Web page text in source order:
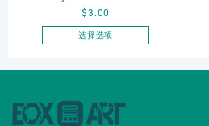
Round-Corner Jewelry
$3.00
选择选项
产
有
多